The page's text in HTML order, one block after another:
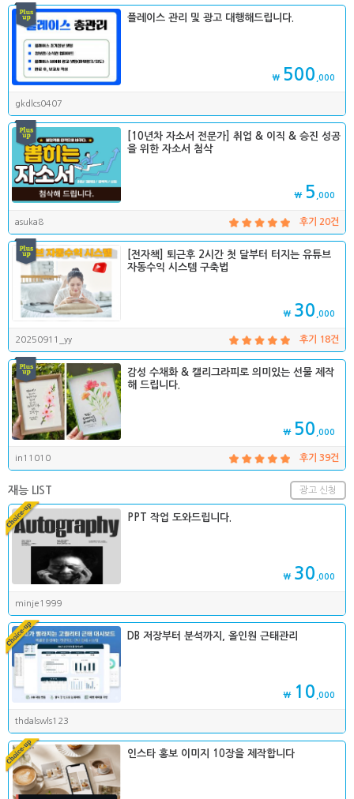
플레이스 관리 및 광고 대행해드립니다.
₩ 500 ,000
gkdlcs0407
[10년차 자소서 전문가] 취업 & 이직 & 승진 성공
을 위한 자소서 첨삭
₩ 5 ,000
asuka8 후기 20건
[전자책] 퇴근후 2시간 첫 달부터 터지는 유튜브
자동수익 시스템 구축법
₩ 30 ,000
20250911_yy 후기 18건
감성 수채화 & 캘리그라피로 의미있는 선물 제작
해 드립니다.
₩ 50 ,000
in11010 후기 39건
광고 신청
재능 LIST
PPT 작업 도와드립니다.
₩ 30 ,000
minje1999
DB 저장부터 분석까지, 올인원 근태관리
₩ 10 ,000
thdalswls123
인스타 홍보 이미지 10장을 제작합니다